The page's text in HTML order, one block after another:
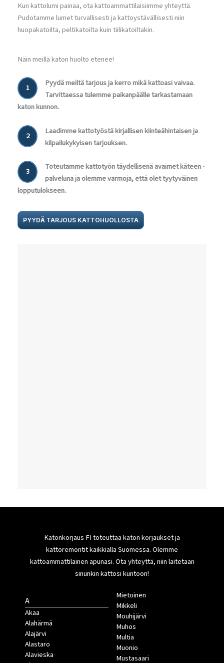
Kun kattolumi painaa, ota kattoammattilaisiimme yhteyttä.
Pudotamme lumet turvallisesti ja kattoystävällisesti niin
huopakatoilta, peltikatoilta kuin tiilikatoiltakin.
Näin meillä katon huolto etenee!
1
Pyydä meiltä tarjous ja kerro mikä kattoasi vaivaa.
Tarvittaessa tulemme paikanpäälle tarkastamaan
katon kunnon.
2
Laadimme kattotyöstä kirjallisen kiinteähintaisen ja
kilpailukykyisen tarjouksen.
3
Toteutamme kattotyön täydellisenä avaimet käteen -
palveluna ja olemme varmoja, että olet tyytyväinen
lopputulokseen.
PYYDÄ TARJOUS KATTOHUOLLOSTA
Katonkorjaus FI toteuttaa katon korjaukset ja
kattoremontit kaikkialla Suomessa. Olemme
kattoammattilainen apunasi. Ota yhteyttä, niin laitetaan
sinunkin kattosi kuntoon!
A
Akaa
Alahärmä
Alajärvi
Alastaro
Alavieska
Mietoinen
Mikkeli
Mouhijärvi
Muhos
Multia
Muonio
Mustasaari